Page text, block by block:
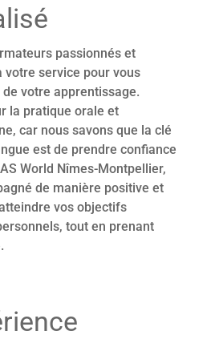
passionnés et
votre service pour vous
votre apprentissage.
la pratique orale et
car nous savons que la clé
est de prendre confiance
World Nîmes-Montpellier,
de manière positive et
vos objectifs
tout en prenant